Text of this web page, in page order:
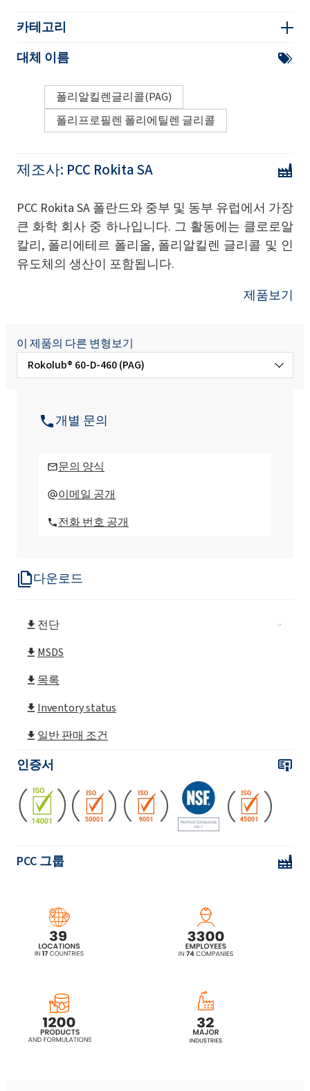
다운로드
전단
MSDS
목록
Inventory status
일반 판매 조건
인증서
PCC 그룹
카테고리
대체 이름
폴리알킬렌글리콜(PAG)
폴리프로필렌 폴리에틸렌 글리콜
제조사: PCC Rokita SA
PCC Rokita SA 폴란드와 중부 및 동부 유럽에서 가장
큰 화학 회사 중 하나입니다. 그 활동에는 클로로알
칼리, 폴리에테르 폴리올, 폴리알킬렌 글리콜 및 인
유도체의 생산이 포함됩니다.
제품보기
이 제품의 다른 변형보기
Rokolub® 60-D-460 (PAG)
Rokolub® 60-D-220 (PAG)
Rokolub® 60-D-68 (PAG)
개별 문의
문의 양식
이메일 공개
전화 번호 공개